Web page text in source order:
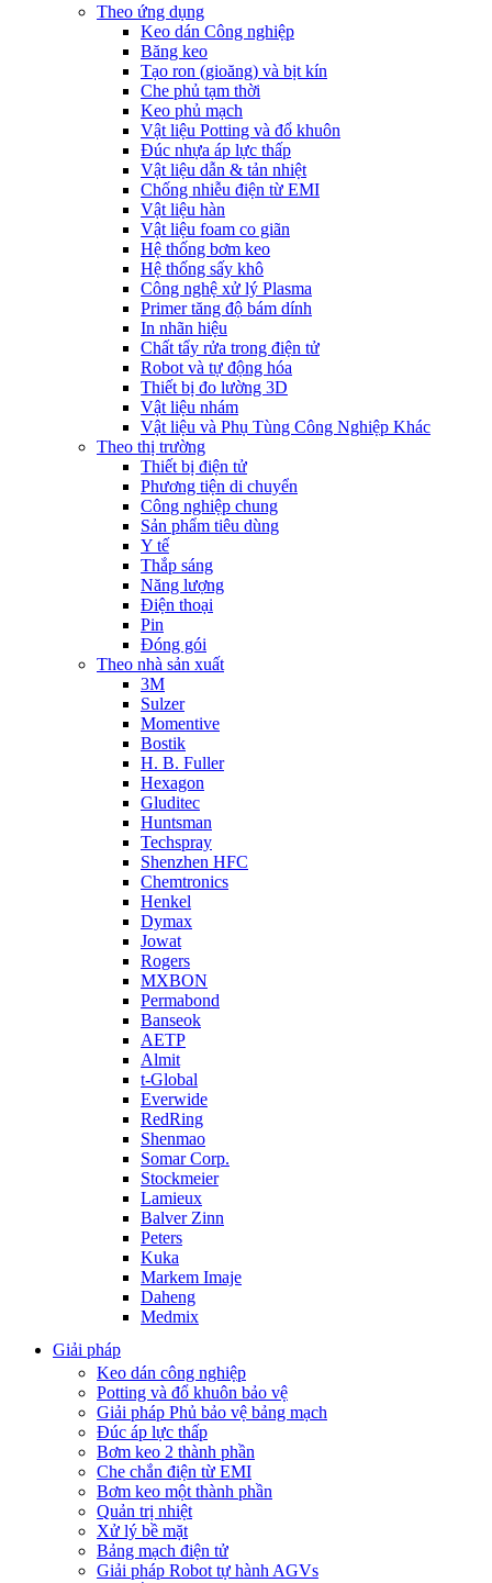
Theo ứng dụng
Keo dán Công nghiệp
Băng keo
Tạo ron (gioăng) và bịt kín
Che phủ tạm thời
Keo phủ mạch
Vật liệu Potting và đổ khuôn
Đúc nhựa áp lực thấp
Vật liệu dẫn & tản nhiệt
Chống nhiễu điện từ EMI
Vật liệu hàn
Vật liệu foam co giãn
Hệ thống bơm keo
Hệ thống sấy khô
Công nghệ xử lý Plasma
Primer tăng độ bám dính
In nhãn hiệu
Chất tẩy rửa trong điện tử
Robot và tự động hóa
Thiết bị đo lường 3D
Vật liệu nhám
Vật liệu và Phụ Tùng Công Nghiệp Khác
Theo thị trường
Thiết bị điện tử
Phương tiện di chuyển
Công nghiệp chung
Sản phẩm tiêu dùng
Y tế
Thắp sáng
Năng lượng
Điện thoại
Pin
Đóng gói
Theo nhà sản xuất
3M
Sulzer
Momentive
Bostik
H. B. Fuller
Hexagon
Gluditec
Huntsman
Techspray
Shenzhen HFC
Chemtronics
Henkel
Dymax
Jowat
Rogers
MXBON
Permabond
Banseok
AETP
Almit
t-Global
Everwide
RedRing
Shenmao
Somar Corp.
Stockmeier
Lamieux
Balver Zinn
Peters
Kuka
Markem Imaje
Daheng
Medmix
Giải pháp
Keo dán công nghiệp
Potting và đổ khuôn bảo vệ
Giải pháp Phủ bảo vệ bảng mạch
Đúc áp lực thấp
Bơm keo 2 thành phần
Che chắn điện từ EMI
Bơm keo một thành phần
Quản trị nhiệt
Xử lý bề mặt
Bảng mạch điện tử
Giải pháp Robot tự hành AGVs